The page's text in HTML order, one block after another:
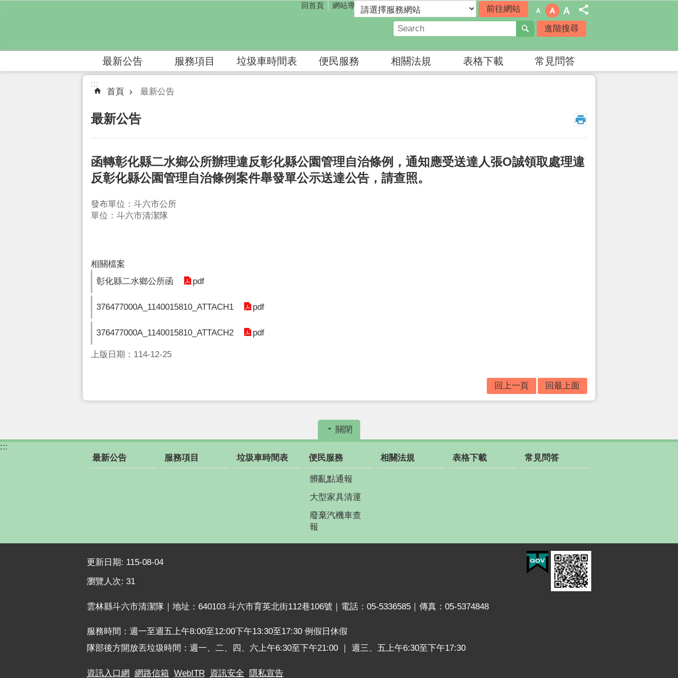
跳到主要內容區塊
::: 回首頁 網站導覽
進階搜尋
最新公告 服務項目 垃圾車時間表 便民服務 相關法規 表格下載 常見問答
:::
首頁 最新公告
最新公告 _
函轉彰化縣二水鄉公所辦理違反彰化縣公園管理自治條例，通知應受送達人張O誠領取處理違
反彰化縣公園管理自治條例案件舉發單公示送達公告，請查照。
發布單位：斗六市公所
單位：斗六市清潔隊
相關檔案
彰化縣二水鄉公所函
pdf
376477000A_1140015810_ATTACH1 pdf
376477000A_1140015810_ATTACH2 pdf
上版日期：114-12-25
回上一頁 回最上面
關閉
:::
最新公告
服務項目 垃圾車時間表 便民服務
髒亂點通報
大型家具清運
廢棄汽機車查
報
相關法規 表格下載 常見問答
更新日期: 115-08-04
瀏覽人次: 31
雲林縣斗六市清潔隊｜地址：640103 斗六市育英北街112巷106號｜電話：05-5336585｜傳真：05-5374848
服務時間：週一至週五上午8:00至12:00下午13:30至17:30 例假日休假
隊部後方開放丟垃圾時間：週一、二、四、六上午6:30至下午21:00 ｜ 週三、五上午6:30至下午17:30
資訊入口網 網路信箱 WebITR 資訊安全 隱私宣告